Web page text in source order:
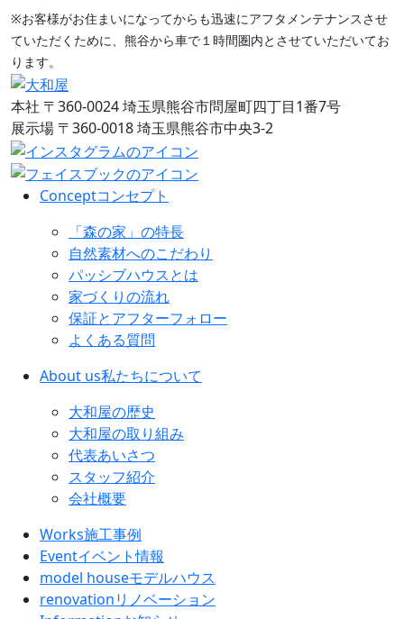
※お客様がお住まいになってからも迅速にアフタメンテナンスさせ
ていただくために、熊谷から車で１時間圏内とさせていただいてお
ります。
本社 〒360-0024 埼玉県熊谷市問屋町四丁目1番7号
展示場 〒360-0018 埼玉県熊谷市中央3-2
Conceptコンセプト
「森の家」の特長
自然素材へのこだわり
パッシブハウスとは
家づくりの流れ
保証とアフターフォロー
よくある質問
About us私たちについて
大和屋の歴史
大和屋の取り組み
代表あいさつ
スタッフ紹介
会社概要
Works施工事例
Eventイベント情報
model houseモデルハウス
renovationリノベーション